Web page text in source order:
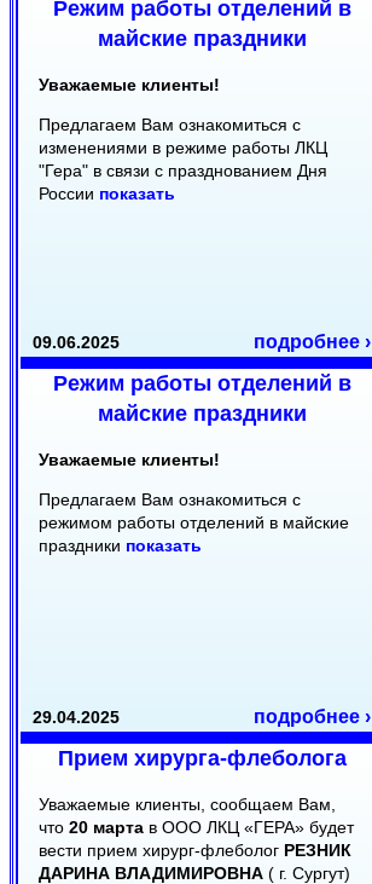
Режим работы отделений в
майские праздники
Уважаемые клиенты!
Предлагаем Вам ознакомиться с
изменениями в режиме работы ЛКЦ
"Гера" в связи с празднованием Дня
России показать
09.06.2025 подробнее ›
Режим работы отделений в
майские праздники
Уважаемые клиенты!
Предлагаем Вам ознакомиться с
режимом работы отделений в майские
праздники показать
29.04.2025 подробнее ›
Прием хирурга-флеболога
Уважаемые клиенты, сообщаем Вам,
что 20 марта в ООО ЛКЦ «ГЕРА» будет
вести прием хирург-флеболог РЕЗНИК
ДАРИНА ВЛАДИМИРОВНА ( г. Сургут)